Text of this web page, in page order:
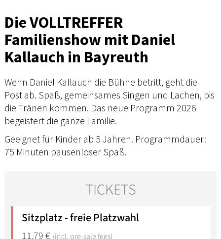
Die VOLLTREFFER
Familienshow mit Daniel
Kallauch in Bayreuth
Wenn Daniel Kallauch die Bühne betritt, geht die
Post ab. Spaß, gemeinsames Singen und Lachen, bis
die Tränen kommen. Das neue Programm 2026
begeistert die ganze Familie.
Geeignet für Kinder ab 5 Jahren. Programmdauer:
75 Minuten pausenloser Spaß.